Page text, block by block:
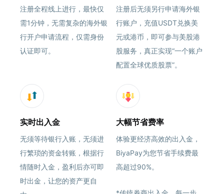
注册全程线上进行，最快仅
需1分钟，无需复杂的海外银
行开户申请流程，仅需身份
认证即可。
注册后无须另行申请海外银
行账户，充值USDT兑换美
元或港币，即可参与美股港
股服务，真正实现“一个账户
配置全球优质股票”。
实时出入金
无须等待银行入账，无须进
行繁琐的资金转账，根据行
情随时入金，盈利后亦可即
时出金，让您的资产更自
大幅节省费率
体验更经济高效的出入金，
BiyaPay为您节省手续费最
高超过90%。